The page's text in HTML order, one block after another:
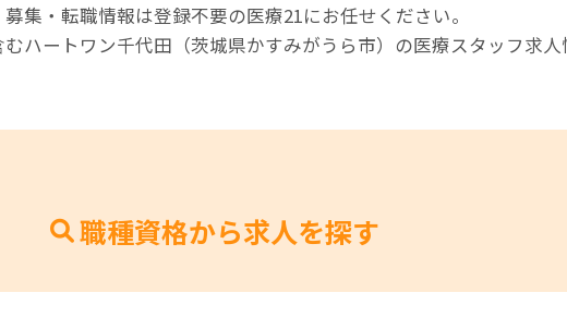
集・転職情報は登録不要の医療21にお任せください。
ハートワン千代田（茨城県かすみがうら市）の医療スタッフ求人
職種資格から求人を探す